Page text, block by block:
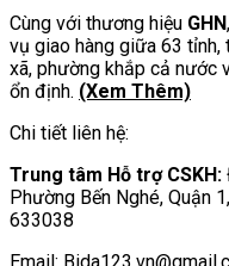
Cùng với thương hiệu GHN
vụ giao hàng giữa 63
xã, phường khắp cả nước
ổn định. (Xem Thêm)
Chi tiết liên hệ:
Trung tâm Hỗ trợ CSKH:
Phường Bến Nghé, Quận
633038